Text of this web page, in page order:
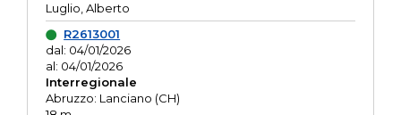
Luglio, Alberto
R2613001
dal: 04/01/2026
al: 04/01/2026
Interregionale
Abruzzo: Lanciano (CH)